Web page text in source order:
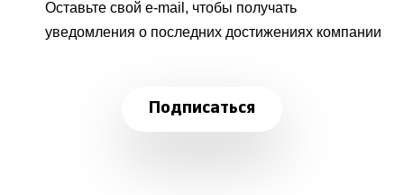
Оставьте свой e-mail, чтобы получать
уведомления о последних достижениях компании
Подписаться